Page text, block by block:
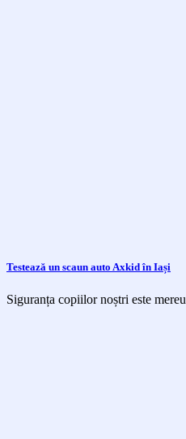
Testează un scaun auto Axkid în Iași
Siguranța copiilor noștri este